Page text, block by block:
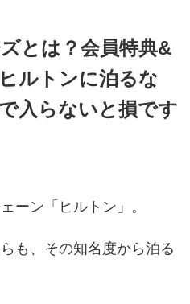
とは？会員特典&
ルトンに泊るな
入らないと損です
ーン「ヒルトン」。
も、その知名度から泊る